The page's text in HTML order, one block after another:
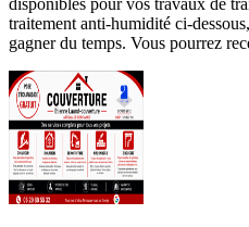
traitement anti-humidité ci-
gagner du temps. Vous pourrez